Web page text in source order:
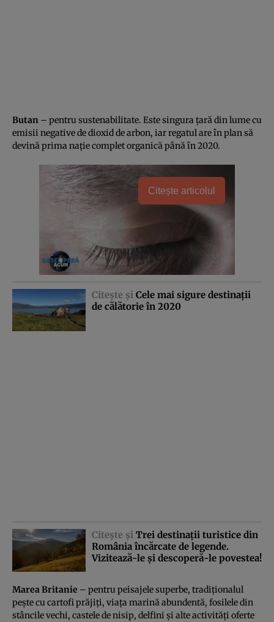
Butan – pentru sustenabilitate. Este singura ţară din lume cu
emisii negative de dioxid de arbon, iar regatul are în plan să
devină prima naţie complet organică până în 2020.
Citește articolul
Citeşte şi Cele mai sigure destinaţii
de călătorie în 2020
Citeşte şi Trei destinaţii turistice din
România încărcate de legende.
Vizitează-le şi descoperă-le povestea!
Marea Britanie – pentru peisajele superbe, tradiţionalul
peşte cu cartofi prăjiţi, viaţa marină abundentă, fosilele din
stâncile vechi, castele de nisip, delfini şi alte activităţi oferte